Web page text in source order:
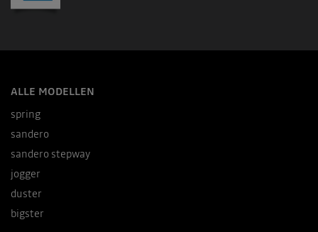
ALLE MODELLEN
spring
sandero
sandero stepway
jogger
duster
bigster